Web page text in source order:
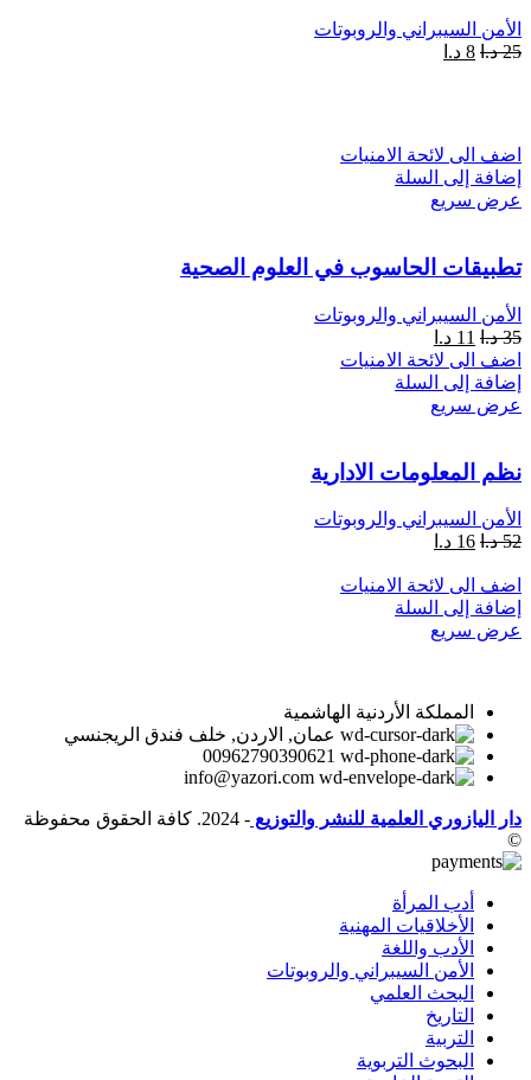
الأمن السيبراني والروبوتات
25 د.ا 8 د.ا
اضف الى لائحة الامنيات
إضافة إلى السلة
عرض سريع
تطبيقات الحاسوب في العلوم الصحية
الأمن السيبراني والروبوتات
35 د.ا 11 د.ا
اضف الى لائحة الامنيات
إضافة إلى السلة
عرض سريع
نظم المعلومات الادارية
الأمن السيبراني والروبوتات
52 د.ا 16 د.ا
اضف الى لائحة الامنيات
إضافة إلى السلة
عرض سريع
المملكة الأردنية الهاشمية
عمان, الاردن, خلف فندق الريجنسي
00962790390621
info@yazori.com
دار اليازوري العلمية للنشر والتوزيع
- 2024. كافة الحقوق محفوظة
©
أدب المرأة
الأخلاقيات المهنية
الأدب واللغة
الأمن السيبراني والروبوتات
البحث العلمي
التاريخ
التربية
البحوث التربوية